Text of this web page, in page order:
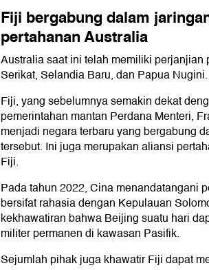
Fiji bergabung dalam
pertahanan Australia
Australia saat ini telah memiliki perjanjian
Serikat, Selandia Baru, dan Papua Nugini.
Fiji, yang sebelumnya semakin dekat
pemerintahan mantan Perdana Menteri,
menjadi negara terbaru yang bergabung
tersebut. Ini juga merupakan aliansi
Fiji.
Pada tahun 2022, Cina menandatangani
bersifat rahasia dengan Kepulauan
kekhawatiran bahwa Beijing suatu hari
militer permanen di kawasan Pasifik.
Sejumlah pihak juga khawatir Fiji dapat